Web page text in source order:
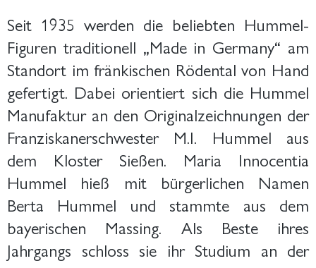
Seit 1935 werden die beliebten Hummel-
Figuren traditionell „Made in Germany“ am
Standort im fränkischen Rödental von Hand
gefertigt. Dabei orientiert sich die Hummel
Manufaktur an den Originalzeichnungen der
Franziskanerschwester M.I. Hummel aus
dem Kloster Sießen. Maria Innocentia
Hummel hieß mit bürgerlichen Namen
Berta Hummel und stammte aus dem
bayerischen Massing. Als Beste ihres
Jahrgangs schloss sie ihr Studium an der